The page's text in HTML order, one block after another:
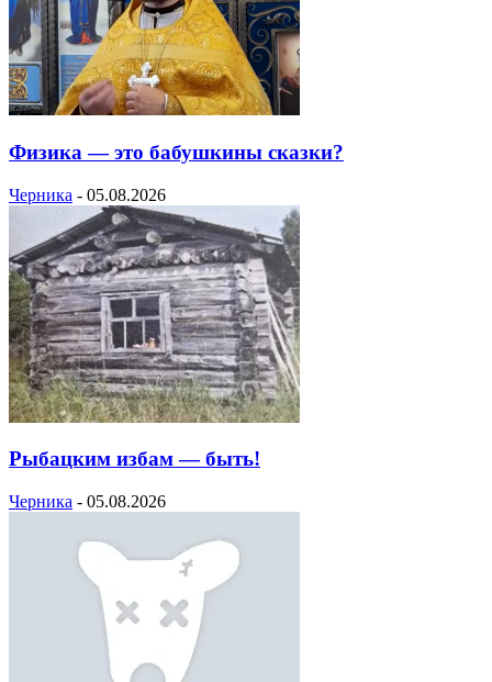
Физика — это бабушкины сказки?
Черника - 05.08.2026
Рыбацким избам — быть!
Черника - 05.08.2026